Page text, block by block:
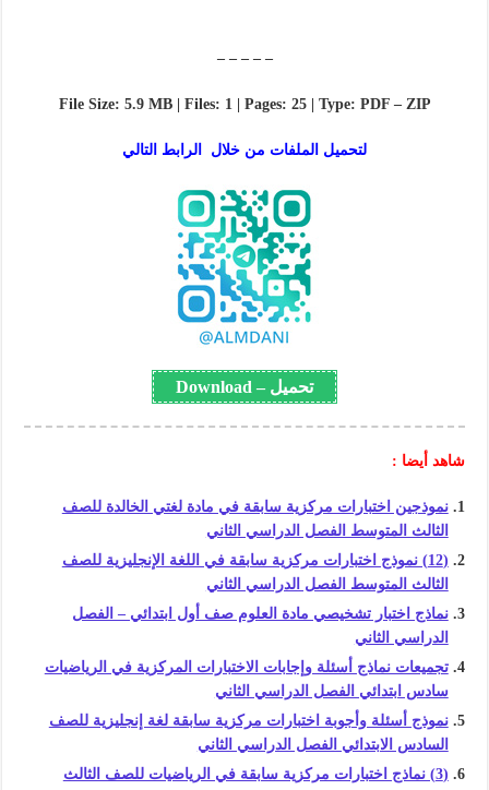
– – – – –
File Size: 5.9 MB | Files: 1 | Pages: 25 | Type: PDF – ZIP
لتحميل الملفات من خلال الرابط التالي
تحميل – Download
شاهد أيضا :
نموذجين اختبارات مركزية سابقة في مادة لغتي الخالدة للصف
الثالث المتوسط الفصل الدراسي الثاني
(12) نموذج اختبارات مركزية سابقة في اللغة الإنجليزية للصف
الثالث المتوسط الفصل الدراسي الثاني
نماذج اختبار تشخيصي مادة العلوم صف أول ابتدائي – الفصل
الدراسي الثاني
تجميعات نماذج أسئلة وإجابات الاختبارات المركزية في الرياضيات
سادس ابتدائي الفصل الدراسي الثاني
نموذج أسئلة وأجوبة اختبارات مركزية سابقة لغة إنجليزية للصف
السادس الابتدائي الفصل الدراسي الثاني
(3) نماذج اختبارات مركزية سابقة في الرياضيات للصف الثالث